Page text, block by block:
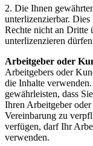
2. Die Ihnen
unterlizenzierbar. Dies
Rechte nicht an Dritte
unterlizenzieren
Arbeitgeber oder
Arbeitgebers oder
die Inhalte
gewährleisten, dass
Ihren Arbeitgeber
Vereinbarung zu
verfügen, darf Ihr
verwenden.